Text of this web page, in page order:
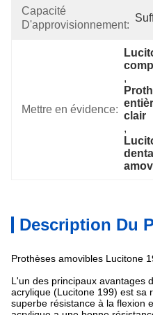
Capacité
D'approvisionnement:
Mettre en évidence:
,
clair
,
Description Du
Prothèses amovibles Lucitone
L'un des principaux avantages
acrylique (Lucitone 199) est sa
superbe résistance à la flexion